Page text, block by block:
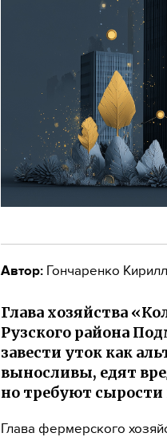
Автор: Гончаренко Кирилл
Глава хозяйства
Рузского района
завести уток как
выносливы, едят
но требуют сырости
Глава фермерского